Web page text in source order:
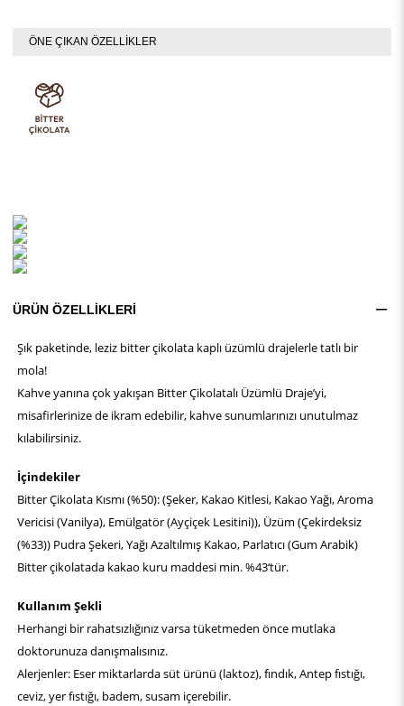
ÖNE ÇIKAN ÖZELLİKLER
ÜRÜN ÖZELLIKLERI
Şık paketinde, leziz bitter çikolata kaplı üzümlü drajelerle tatlı bir
mola!
Kahve yanına çok yakışan Bitter Çikolatalı Üzümlü Draje’yi,
misafirlerinize de ikram edebilir, kahve sunumlarınızı unutulmaz
kılabilirsiniz.
İçindekiler
Bitter Çikolata Kısmı (%50): (Şeker, Kakao Kitlesi, Kakao Yağı, Aroma
Vericisi (Vanilya), Emülgatör (Ayçiçek Lesitini)), Üzüm (Çekirdeksiz
(%33)) Pudra Şekeri, Yağı Azaltılmış Kakao, Parlatıcı (Gum Arabik)
Bitter çikolatada kakao kuru maddesi min. %43‘tür.
Kullanım Şekli
Herhangi bir rahatsızlığınız varsa tüketmeden önce mutlaka
doktorunuza danışmalısınız.
Alerjenler: Eser miktarlarda süt ürünü (laktoz), fındık, Antep fıstığı,
ceviz, yer fıstığı, badem, susam içerebilir.